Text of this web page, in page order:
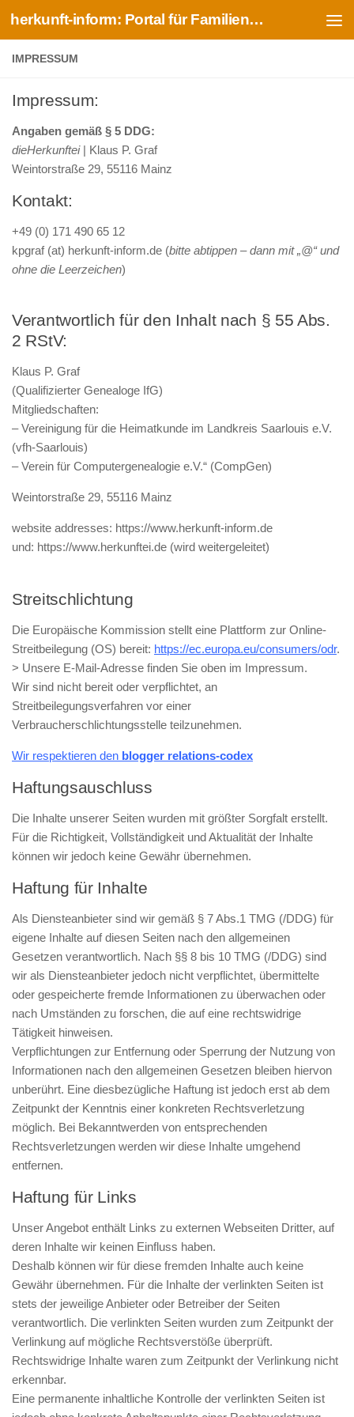
Zum Inhalt springen herkunft-inform: Portal für Familien- und Ahnenforschung
IMPRESSUM
Impressum:
Angaben gemäß § 5 DDG:
dieHerkunftei| Klaus P. Graf
Weintorstraße 29, 55116 Mainz
Kontakt:
+49 (0) 171 490 65 12
kpgraf (at) herkunft-inform.de (bitte abtippen – dann mit „@“ und
ohne die Leerzeichen)
Verantwortlich für den Inhalt nach § 55 Abs.
2 RStV:
Klaus P. Graf
(Qualifizierter Genealoge IfG)
Mitgliedschaften:
– Vereinigung für die Heimatkunde im Landkreis Saarlouis e.V.
(vfh-Saarlouis)
– Verein für Computergenealogie e.V.“ (CompGen)
Weintorstraße 29, 55116 Mainz
website addresses: https://www.herkunft-inform.de
und: https://www.herkunftei.de (wird weitergeleitet)
Streitschlichtung
Die Europäische Kommission stellt eine Plattform zur Online-
Streitbeilegung (OS) bereit: https://ec.europa.eu/consumers/odr.
> Unsere E-Mail-Adresse finden Sie oben im Impressum.
Wir sind nicht bereit oder verpflichtet, an
Streitbeilegungsverfahren vor einer
Verbraucherschlichtungsstelle teilzunehmen.
Wir respektieren den blogger relations-codex
Haftungsauschluss
Die Inhalte unserer Seiten wurden mit größter Sorgfalt erstellt.
Für die Richtigkeit, Vollständigkeit und Aktualität der Inhalte
können wir jedoch keine Gewähr übernehmen.
Haftung für Inhalte
Als Diensteanbieter sind wir gemäß § 7 Abs.1 TMG (/DDG) für
eigene Inhalte auf diesen Seiten nach den allgemeinen
Gesetzen verantwortlich. Nach §§ 8 bis 10 TMG (/DDG) sind
wir als Diensteanbieter jedoch nicht verpflichtet, übermittelte
oder gespeicherte fremde Informationen zu überwachen oder
nach Umständen zu forschen, die auf eine rechtswidrige
Tätigkeit hinweisen.
Verpflichtungen zur Entfernung oder Sperrung der Nutzung von
Informationen nach den allgemeinen Gesetzen bleiben hiervon
unberührt. Eine diesbezügliche Haftung ist jedoch erst ab dem
Zeitpunkt der Kenntnis einer konkreten Rechtsverletzung
möglich. Bei Bekanntwerden von entsprechenden
Rechtsverletzungen werden wir diese Inhalte umgehend
entfernen.
Haftung für Links
Unser Angebot enthält Links zu externen Webseiten Dritter, auf
deren Inhalte wir keinen Einfluss haben.
Deshalb können wir für diese fremden Inhalte auch keine
Gewähr übernehmen. Für die Inhalte der verlinkten Seiten ist
stets der jeweilige Anbieter oder Betreiber der Seiten
verantwortlich. Die verlinkten Seiten wurden zum Zeitpunkt der
Verlinkung auf mögliche Rechtsverstöße überprüft.
Rechtswidrige Inhalte waren zum Zeitpunkt der Verlinkung nicht
erkennbar.
Eine permanente inhaltliche Kontrolle der verlinkten Seiten ist